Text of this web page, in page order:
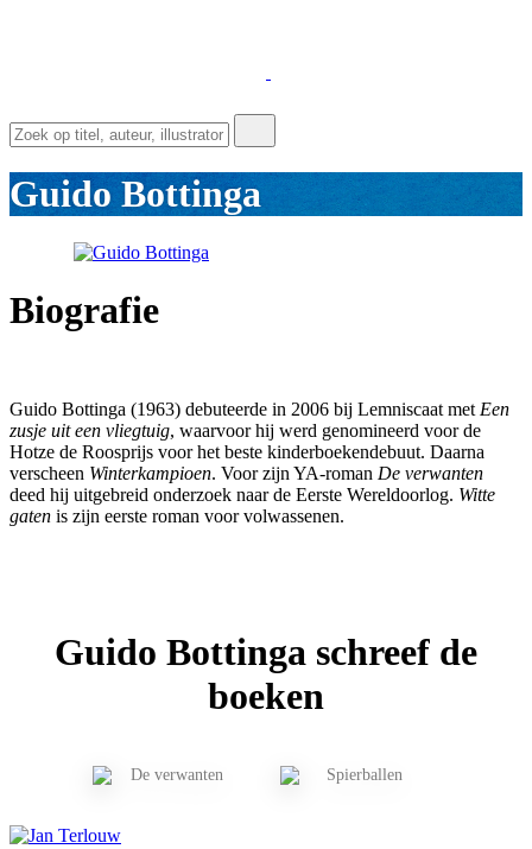
Guido Bottinga
Biografie
Guido Bottinga (1963) debuteerde in 2006 bij Lemniscaat met Een
zusje uit een vliegtuig, waarvoor hij werd genomineerd voor de
Hotze de Roosprijs voor het beste kinderboekendebuut. Daarna
verscheen Winterkampioen. Voor zijn YA-roman De verwanten
deed hij uitgebreid onderzoek naar de Eerste Wereldoorlog. Witte
gaten is zijn eerste roman voor volwassenen.
Guido Bottinga schreef de
boeken